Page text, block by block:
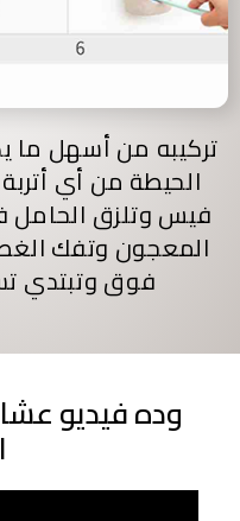
تركيبه من أسهل ما
الحيطة من أي
فيس وتلزق الحامل
المعجون وتفك
فوق وتبتدي
وده فيديو